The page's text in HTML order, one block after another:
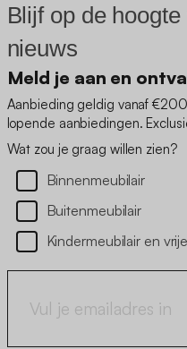
Blijf op de
nieuws
Meld je aan en
Aanbieding geldig vanaf
lopende aanbiedingen.
Wat zou je graag willen zien?
Binnenmeubilair
Buitenmeubilair
Kindermeubilair en